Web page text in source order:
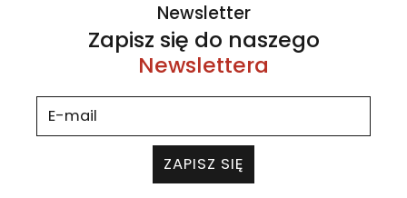
Newsletter
Zapisz się do naszego
Newslettera
ZAPISZ SIĘ